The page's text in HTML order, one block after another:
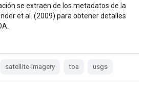
se extraen de los metadatos de la
et al. (2009) para obtener detalles
satellite-imagery toa usgs